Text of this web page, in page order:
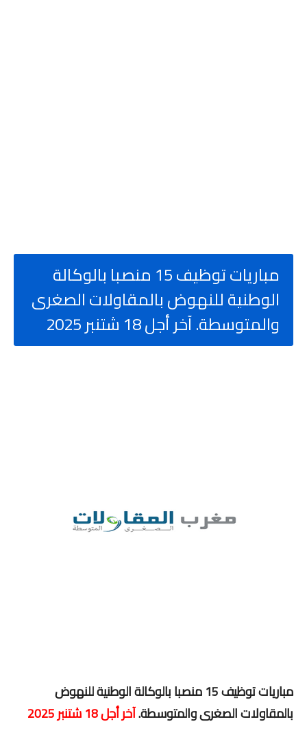
مباريات توظيف 15 منصبا بالوكالة
الوطنية للنهوض بالمقاولات الصغرى
والمتوسطة. آخر أجل 18 شتنبر 2025
مباريات توظيف 15 منصبا بالوكالة الوطنية للنهوض
بالمقاولات الصغرى والمتوسطة.آخر أجل 18 شتنبر 2025